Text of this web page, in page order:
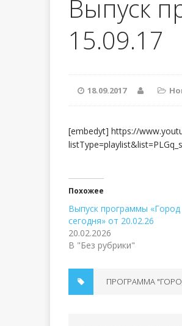
Выпуск
15.09.17
18.09.2017
[embedyt] https://
Похожее
Выпуск программы «Город
сегодня» от 20.02.26
20.02.2026
В "Без рубрики"
ПРОГРАММА